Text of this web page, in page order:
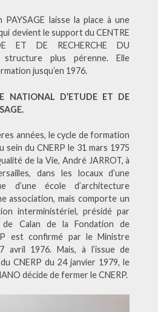
PAYSAGE laisse la place à une
devient le support du CENTRE
ET DE RECHERCHE DU
structure plus pérenne. Elle
jusqu’en 1976.
NATIONAL D’ETUDE ET DE
années, le cycle de formation
du CNERP le 31 mars 1975
de la Vie, André JARROT, à
dans les locaux d’une
d’une école d’architecture
association, mais comporte un
interministériel, présidé par
Calan de la Fondation de
est confirmé par le Ministre
avril 1976. Mais, à l’issue de
CNERP du 24 janvier 1979, le
décide de fermer le CNERP.